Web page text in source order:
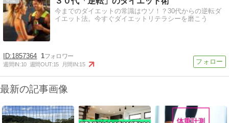
今までのダイエットの常識はウソ！？30代からの逆転ダ
イエット法。今すぐダイエットリテラシーを磨こう
1857364 1
週間IN:10 週間OUT:15 月間IN:15
最新の記事画像